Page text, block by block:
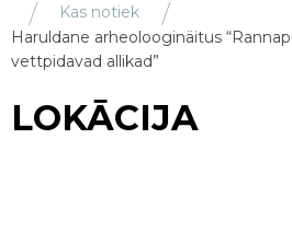
Kas notiek
Haruldane arheolooginäitus
vettpidavad allikad”
LOKĀCIJA